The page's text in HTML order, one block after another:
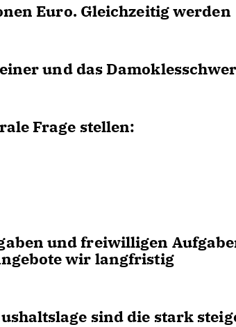
Euro. Gleichzeitig werden
und das
Frage stellen:
und freiwilligen
wir langfristig
sind die stark